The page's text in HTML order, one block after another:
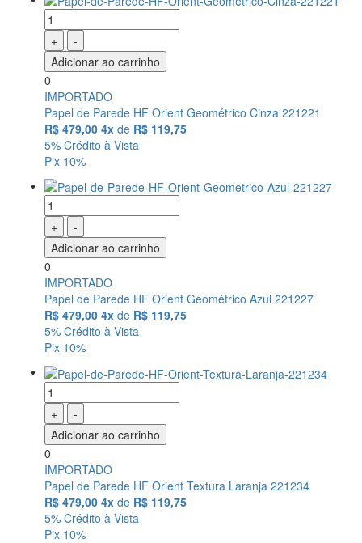
+
-
Adicionar ao carrinho
0
IMPORTADO
Papel de Parede HF Orient Geométrico Cinza 221221
R$ 479,00 4x de R$ 119,75
5% Crédito à Vista
Pix 10%
+
-
Adicionar ao carrinho
0
IMPORTADO
Papel de Parede HF Orient Geométrico Azul 221227
R$ 479,00 4x de R$ 119,75
5% Crédito à Vista
Pix 10%
+
-
Adicionar ao carrinho
0
IMPORTADO
Papel de Parede HF Orient Textura Laranja 221234
R$ 479,00 4x de R$ 119,75
5% Crédito à Vista
Pix 10%